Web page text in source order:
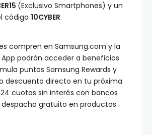
(Exclusivo Smartphones) y un
código 10CYBER.
compren en Samsung.com y la
App podrán acceder a beneficios
puntos Samsung Rewards y
descuento directo en tu próxima
cuotas sin interés con bancos
gratuito en productos